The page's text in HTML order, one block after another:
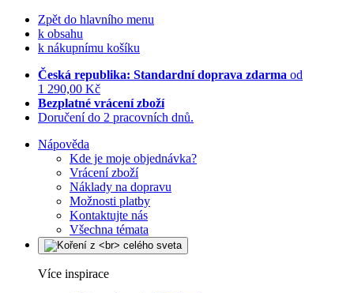
Zpět do hlavního menu
k obsahu
k nákupnímu košíku
Česká republika: Standardní doprava zdarma od
1 290,00 Kč
Bezplatné vrácení zboží
Doručení do 2 pracovních dnů.
Nápověda
Kde je moje objednávka?
Vrácení zboží
Náklady na dopravu
Možnosti platby
Kontaktujte nás
Všechna témata
Více inspirace